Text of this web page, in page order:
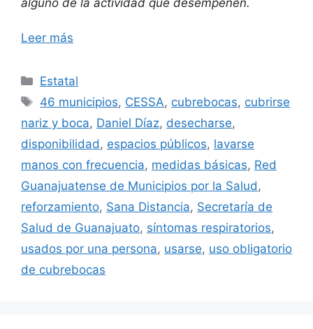
Leer más
Categorías
Estatal
Etiquetas
46 municipios, CESSA, cubrebocas, cubrirse
nariz y boca, Daniel Díaz, desecharse,
disponibilidad, espacios públicos, lavarse
manos con frecuencia, medidas básicas, Red
Guanajuatense de Municipios por la Salud,
reforzamiento, Sana Distancia, Secretaría de
Salud de Guanajuato, síntomas respiratorios,
usados por una persona, usarse, uso obligatorio
de cubrebocas